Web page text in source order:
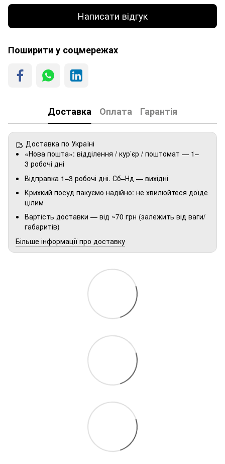
Написати відгук
Поширити у соцмережах
Доставка Оплата Гарантія
Доставка по Україні
«Нова пошта»: відділення / кур’єр / поштомат — 1–
3 робочі дні
Відправка 1–3 робочі дні. Сб–Нд — вихідні
Крихкий посуд пакуємо надійно: не хвилюйтеся доїде
цілим
Вартість доставки — від ~70 грн (залежить від ваги/
габаритів)
Більше інформації про доставку